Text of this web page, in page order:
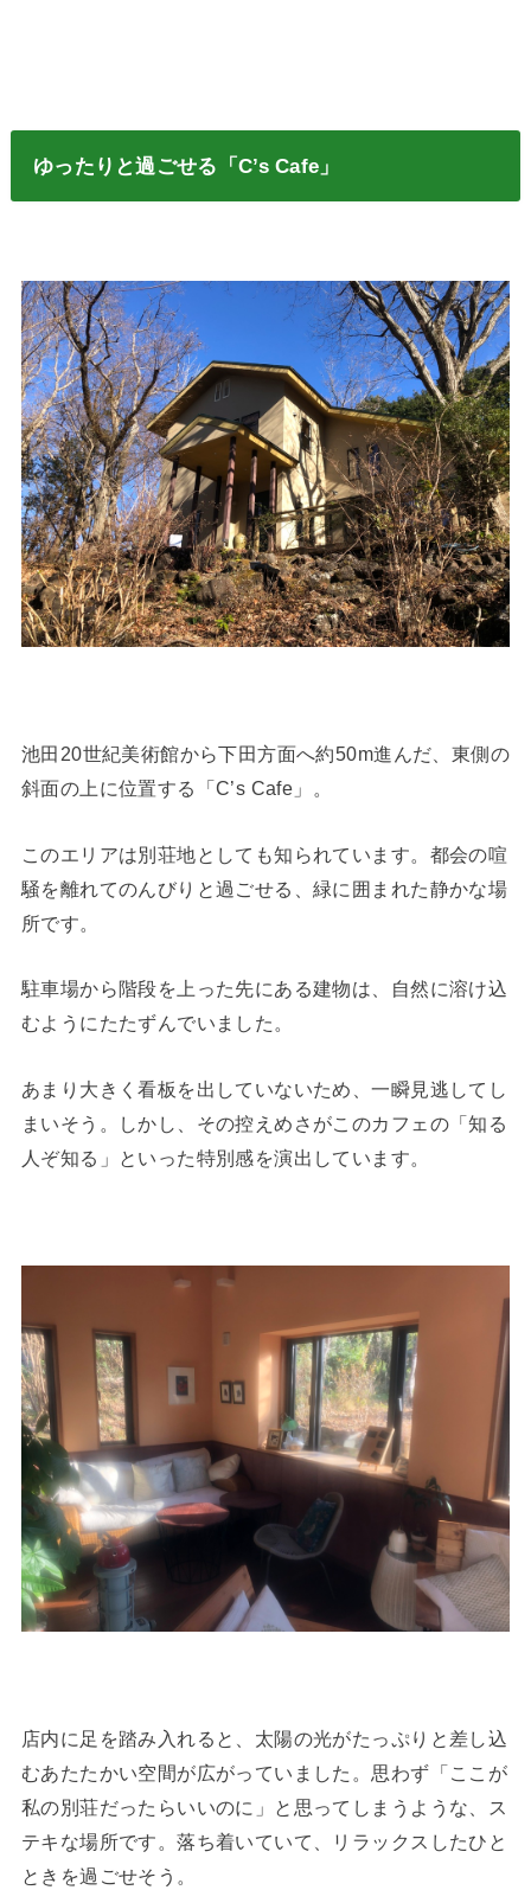
ゆったりと過ごせる「C’s Cafe」
池田20世紀美術館から下田方面へ約50m進んだ、東側の
斜面の上に位置する「C’s Cafe」。
このエリアは別荘地としても知られています。都会の喧
騒を離れてのんびりと過ごせる、緑に囲まれた静かな場
所です。
駐車場から階段を上った先にある建物は、自然に溶け込
むようにたたずんでいました。
あまり大きく看板を出していないため、一瞬見逃してし
まいそう。しかし、その控えめさがこのカフェの「知る
人ぞ知る」といった特別感を演出しています。
店内に足を踏み入れると、太陽の光がたっぷりと差し込
むあたたかい空間が広がっていました。思わず「ここが
私の別荘だったらいいのに」と思ってしまうような、ス
テキな場所です。落ち着いていて、リラックスしたひと
ときを過ごせそう。